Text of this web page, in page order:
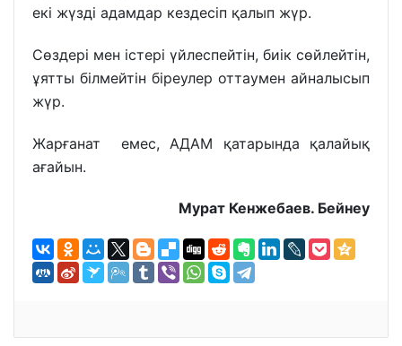
екі жүзді адамдар кездесіп қалып жүр.
Сөздері мен істері үйлеспейтін, биік сөйлейтін,
ұятты білмейтін біреулер оттаумен айналысып
жүр.
Жарғанат емес, АДАМ қатарында қалайық
ағайын.
Мурат Кенжебаев. Бейнеу